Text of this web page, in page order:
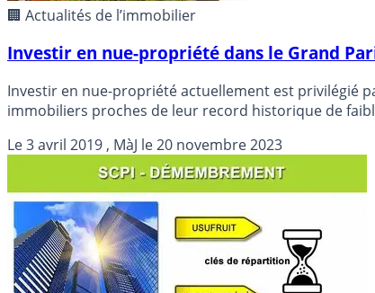
🏢 Actualités de l’immobilier
Investir en nue-propriété dans le Grand
Investir en nue-propriété actuellement est privilégié
immobiliers proches de leur record historique de
Le3 avril 2019 , MàJ le20 novembre 2023